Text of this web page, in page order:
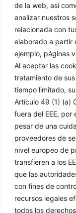
de la web, así
analizar nuestros
relacionada con
elaborado a partir
ejemplo, páginas
Al aceptar las
tratamiento de
tiempo limitado,
Artículo 49 (1) (a)
fuera del EEE, por
pesar de una
proveedores de
nivel europeo de
transfieren a los
que las
con fines de
recursos legales
todos los
Contacto
C/ Mejorada 4 /
Madrid​
91 151 61 00
Información
Inicio
Empresa
Productos
Soluciones
Noticias
Delegaciones